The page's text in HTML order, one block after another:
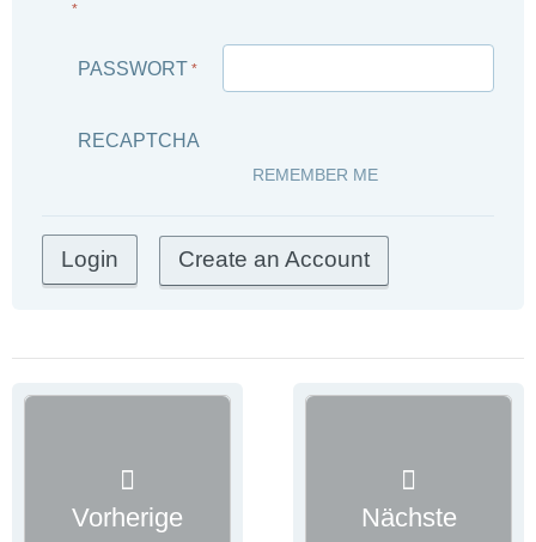
*
PASSWORT *
RECAPTCHA
REMEMBER ME
Create an Account
Vorherige Nächste